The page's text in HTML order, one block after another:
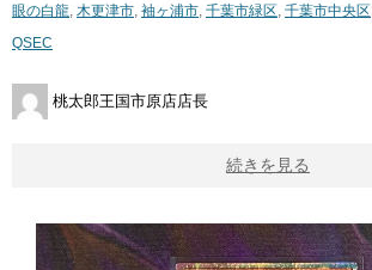
眼の白龍 木更津市 袖ヶ浦市 千葉市緑区 千葉市中央区
QSEC
桃太郎王国市原店店長
続きを見る